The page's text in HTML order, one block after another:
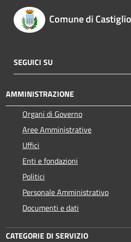
Comune di
SEGUICI SU
AMMINISTRAZIONE
Organi di Governo
Aree Amministrative
Uffici
Enti e fondazioni
Politici
Personale Amministrativo
Documenti e dati
CATEGORIE DI SERVIZIO